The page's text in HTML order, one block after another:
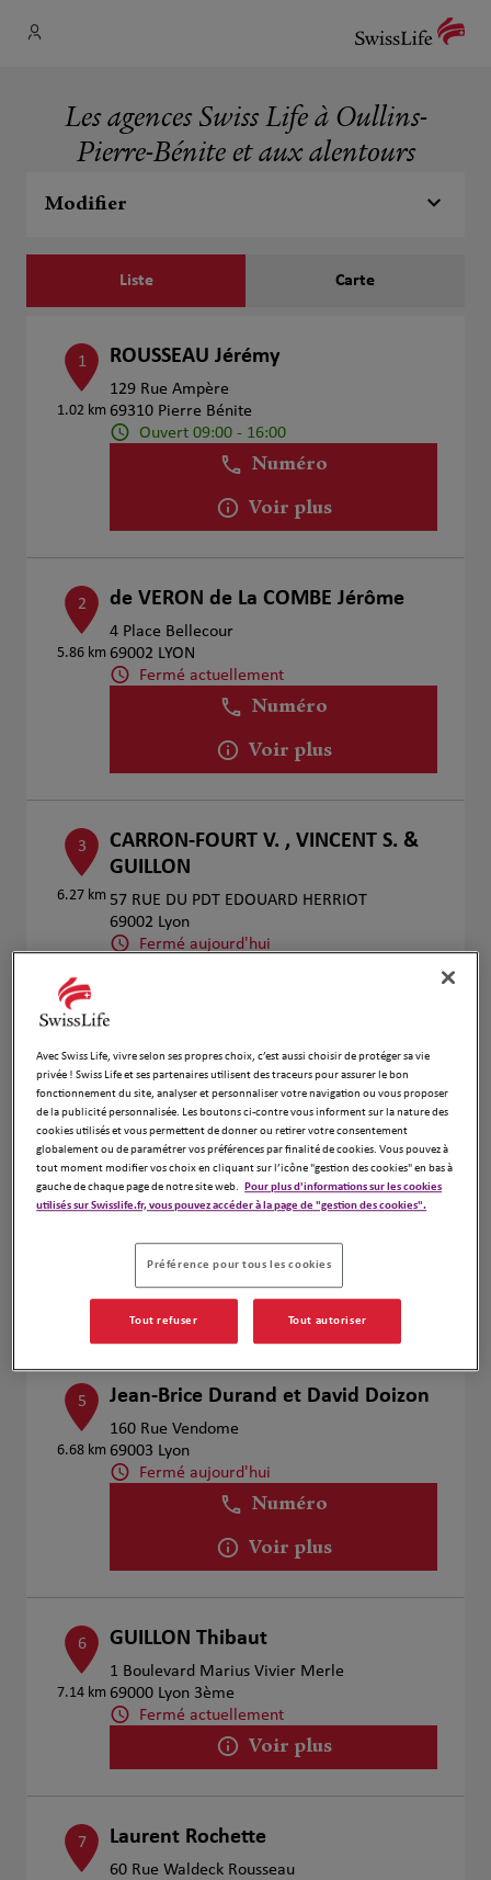
Les agences Swiss Life à Oullins-
Pierre-Bénite et aux alentours
Modifier
Liste Carte
1
1.02 km
ROUSSEAU Jérémy
129 Rue Ampère
69310 Pierre Bénite
Ouvert 09:00 - 16:00
Numéro
Voir plus
2
5.86 km
de VERON de La COMBE Jérôme
4 Place Bellecour
69002 LYON
Fermé actuellement
Numéro
Voir plus
3
6.27 km
CARRON-FOURT V. , VINCENT S. &
GUILLON
57 RUE DU PDT EDOUARD HERRIOT
69002 Lyon
Fermé aujourd'hui
4
6.52 km
Geraud Astier
23 Rue De Bonnel
69003 Lyon
Fermé aujourd'hui
Numéro
Voir plus
Prendre RDV
5
6.68 km
Jean-Brice Durand et David Doizon
160 Rue Vendome
69003 Lyon
Fermé aujourd'hui
Numéro
Voir plus
6
7.14 km
GUILLON Thibaut
1 Boulevard Marius Vivier Merle
69000 Lyon 3ème
Fermé actuellement
Voir plus
7 Laurent Rochette
60 Rue Waldeck Rousseau
Avec Swiss Life, vivre selon ses propres choix, c’est aussi choisir de protéger sa vie
privée ! Swiss Life et ses partenaires utilisent des traceurs pour assurer le bon
fonctionnement du site, analyser et personnaliser votre navigation ou vous proposer
de la publicité personnalisée. Les boutons ci-contre vous informent sur la nature des
cookies utilisés et vous permettent de donner ou retirer votre consentement
globalement ou de paramétrer vos préférences par finalité de cookies. Vous pouvez à
tout moment modifier vos choix en cliquant sur l’icône "gestion des cookies" en bas à
gauche de chaque page de notre site web.
Pour plus d'informations sur les cookies
utilisés sur Swisslife.fr, vous pouvez accéder à la page de "gestion des cookies".
Préférence pour tous les cookies
Tout refuser Tout autoriser